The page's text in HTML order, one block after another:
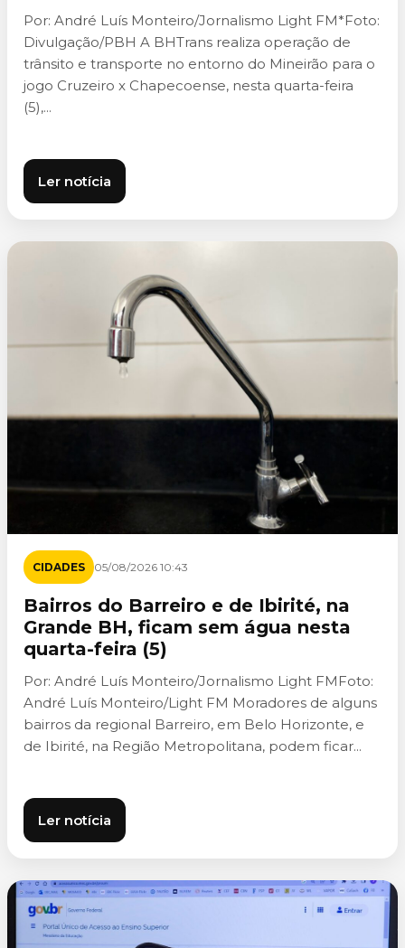
Por: André Luís Monteiro/Jornalismo Light FM*Foto:
Divulgação/PBH A BHTrans realiza operação de
trânsito e transporte no entorno do Mineirão para o
jogo Cruzeiro x Chapecoense, nesta quarta-feira
(5),...
Ler notícia
CIDADES 05/08/2026 10:43
Bairros do Barreiro e de Ibirité, na
Grande BH, ficam sem água nesta
quarta-feira (5)
Por: André Luís Monteiro/Jornalismo Light FMFoto:
André Luís Monteiro/Light FM Moradores de alguns
bairros da regional Barreiro, em Belo Horizonte, e
de Ibirité, na Região Metropolitana, podem ficar...
Ler notícia